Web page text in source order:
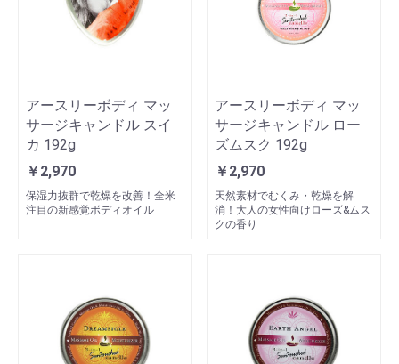
アースリーボディ マッ
サージキャンドル スイ
カ 192g
￥2,970
保湿力抜群で乾燥を改善！全米
注目の新感覚ボディオイル
アースリーボディ マッ
サージキャンドル ロー
ズムスク 192g
￥2,970
天然素材でむくみ・乾燥を解
消！大人の女性向けローズ&ムス
クの香り